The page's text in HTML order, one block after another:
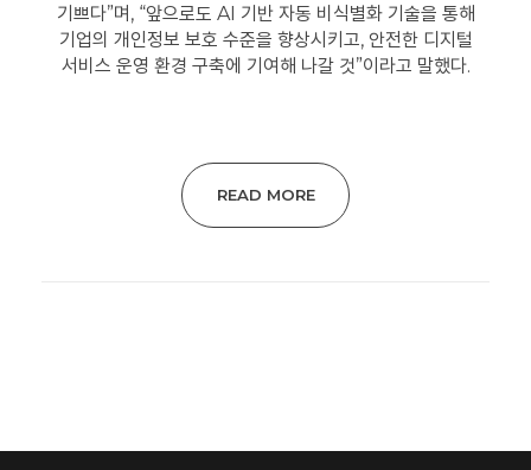
기쁘다”며, “앞으로도 AI 기반 자동 비식별화 기술을 통해
기업의 개인정보 보호 수준을 향상시키고, 안전한 디지털
서비스 운영 환경 구축에 기여해 나갈 것”이라고 말했다.
READ MORE